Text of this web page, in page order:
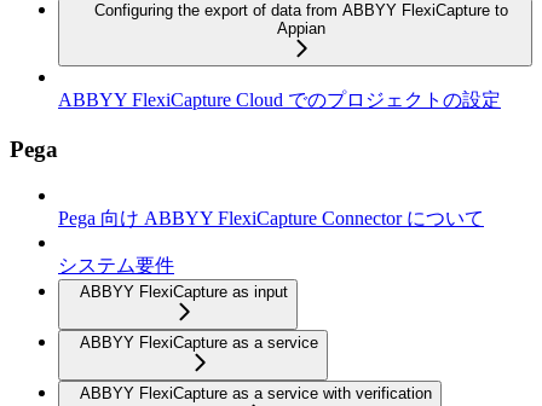
Configuring the export of data from ABBYY FlexiCapture to
Appian
ABBYY FlexiCapture Cloud でのプロジェクトの設定
Pega
Pega 向け ABBYY FlexiCapture Connector について
システム要件
ABBYY FlexiCapture as input
ABBYY FlexiCapture as a service
ABBYY FlexiCapture as a service with verification